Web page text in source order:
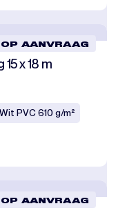
OP AANVRAAG
x 18 m
Wit PVC 610 g/m²
OP AANVRAAG